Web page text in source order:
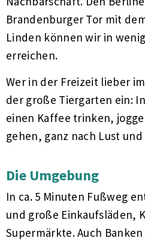
Brandenburger Tor mit
Linden können wir in
erreichen.
Wer in der Freizeit lieber
der große Tiergarten ein:
einen Kaffee trinken,
gehen, ganz nach Lust und
Die Umgebung
In ca. 5 Minuten Fußweg
und große Einkaufsläden,
Supermärkte. Auch